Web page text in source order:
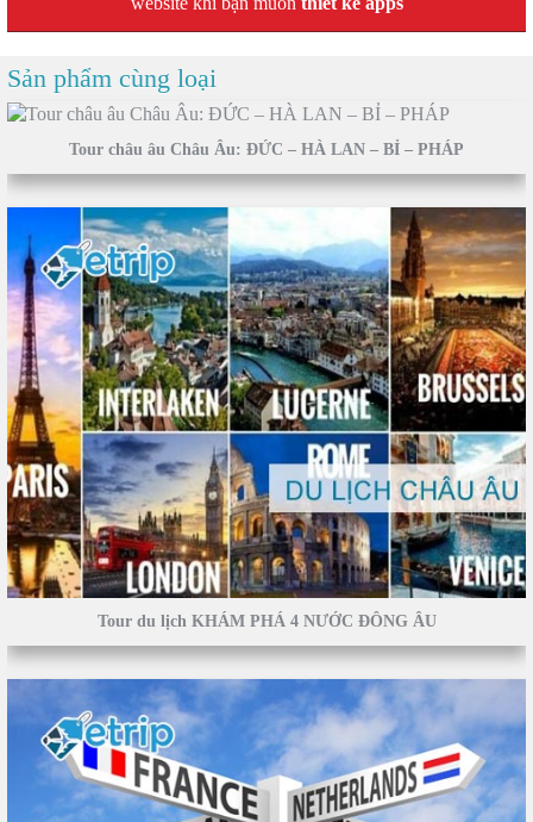
Sản phẩm cùng loại
Tour châu âu Châu Âu: ĐỨC – HÀ LAN – BỈ – PHÁP
Tour du lịch KHÁM PHÁ 4 NƯỚC ĐÔNG ÂU